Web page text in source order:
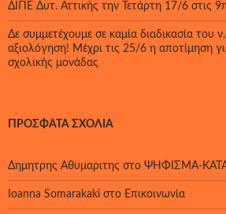
ΔΙΠΕ Δυτ. Αττικής την Τετάρτη 17/6 στις
Δε συμμετέχουμε σε καμία διαδικασία του
αξιολόγηση! Μέχρι τις 25/6 η αποτίμηση
σχολικής μονάδας
ΠΡΌΣΦΑΤΑ ΣΧΌΛΙΑ
Δημητρης Αθυμαριτης στο ΨΗΦΙΣΜΑ-
Ioanna Somarakaki στο Επικοινωνία